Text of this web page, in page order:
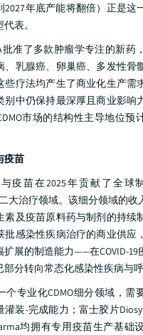
2027年底产能将翻倍）正是这
表。
批准了多款肿瘤学专注的新药
、乳腺癌、卵巢癌、多发性骨
些疗法均产生了商业化生产需
别中仍保持最深厚且商业影响
市场的结构性主导地位预
疫苗
疫苗在2025年贡献了全球
大治疗领域。该细分领域的收
素及疫苗原料药与制剂的持续
批感染性疾病治疗的商业供应
扩展的制造能力——在COVID-19
部分转向常态化感染性疾病与呼
个专业化CDMO细分领域，需
灌装-完成能力；富士胶片
均拥有专用疫苗生产基础